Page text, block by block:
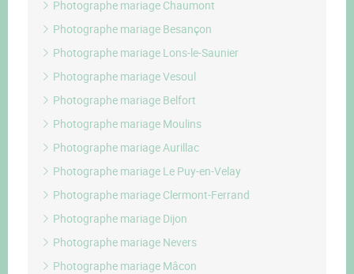
Photographe mariage Chaumont
Photographe mariage Besançon
Photographe mariage Lons-le-Saunier
Photographe mariage Vesoul
Photographe mariage Belfort
Photographe mariage Moulins
Photographe mariage Aurillac
Photographe mariage Le Puy-en-Velay
Photographe mariage Clermont-Ferrand
Photographe mariage Dijon
Photographe mariage Nevers
Photographe mariage Mâcon